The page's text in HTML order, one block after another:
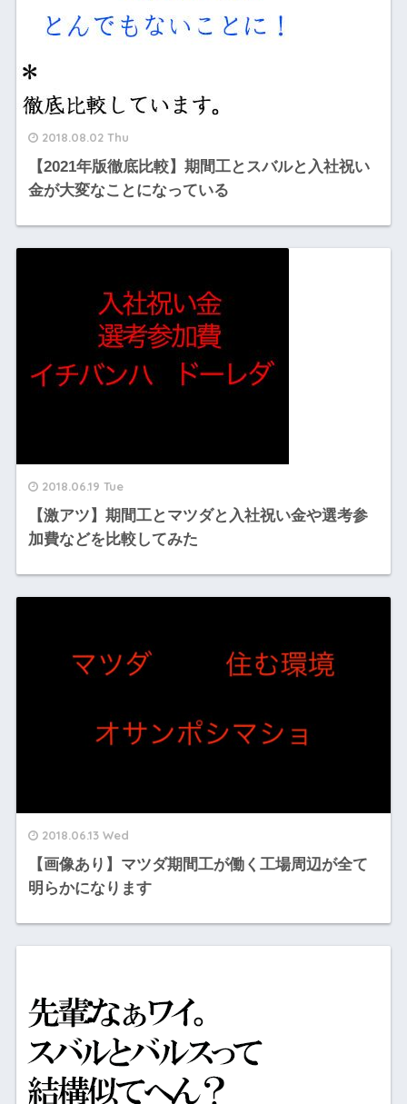
2018.08.02 Thu
【2021年版徹底比較】期間工とスバルと入社祝い
金が大変なことになっている
2018.06.19 Tue
【激アツ】期間工とマツダと入社祝い金や選考参
加費などを比較してみた
2018.06.13 Wed
【画像あり】マツダ期間工が働く工場周辺が全て
明らかになります